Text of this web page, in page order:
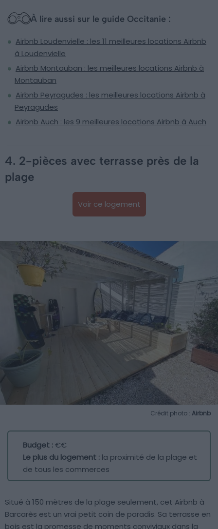
À lire aussi sur le guide Occitanie :
Airbnb Loudenvielle : les 11 meilleures locations Airbnb
à Loudenvielle
Airbnb Montauban : les meilleures locations Airbnb à
Montauban
Airbnb Peyragudes : les meilleures locations Airbnb à
Peyragudes
Airbnb Auch : les 9 meilleures locations Airbnb à Auch
4. 2-pièces avec terrasse près de la
plage
Voir ce logement
Crédit photo : Airbnb
Budget :€€
Le plus du logement : la proximité de la plage et
de tous les commerces
Situé à 150 mètres de la plage seulement, cet Airbnb à
Barcarès est un vrai petit coin de paradis. Sa terrasse en
bois est la promesse de moments conviviaux dans la